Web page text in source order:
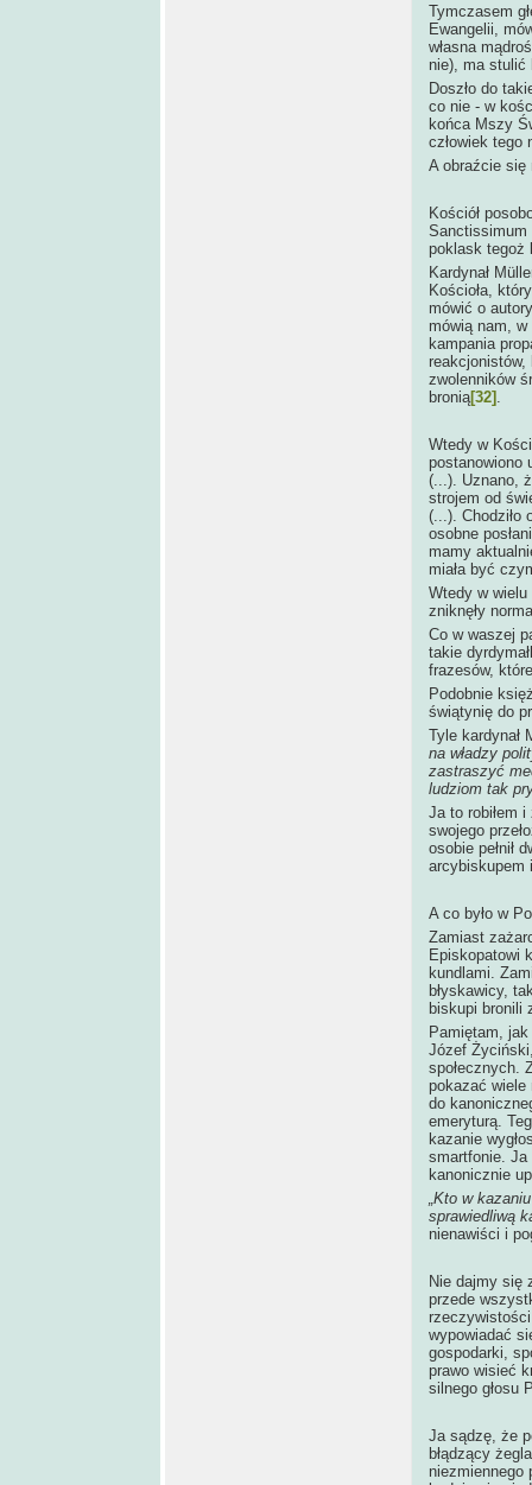
Tymczasem
Ewangelii,
własna
nie), ma stulić
Doszło do
co nie - w
końca Mszy
człowiek tego
A obraźcie się
Kościół
Sanctissimum
poklask tegoż
Kardynał
Kościoła,
mówić o
mówią nam,
kampania
reakcjonistów,
zwolenników
bronią[32] .
Wtedy w
postanowiono
(...). Uznano,
strojem od
(...). Chodziło
osobne
mamy
miała być
Wtedy w
zniknęły
Co w waszej
takie
frazesów,
Podobnie
świątynię do
Tyle kardynał
na władzy
zastraszyć
ludziom tak
Ja to robiłem
swojego
osobie pełnił
arcybiskupem
A co było w
Zamiast
Episkopatowi
kundlami.
błyskawicy,
biskupi bronili
Pamiętam,
Józef
społecznych.
pokazać wiele
do
emeryturą.
kazanie
smartfonie. Ja
kanonicznie
„Kto w
sprawiedliwą
nienawiści i
Nie dajmy się
przede
wypowiadać
gospodarki,
prawo wisieć
silnego głosu
Ja sądzę, że
błądzący
niezmiennego